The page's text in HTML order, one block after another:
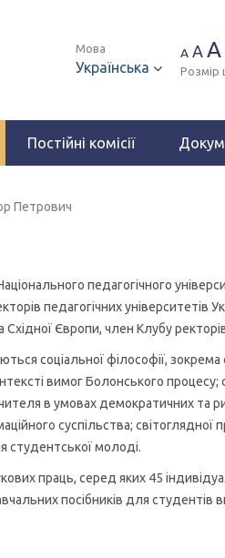
Мова
Українська
A A A
Постійні комісії
Петрович
педагогічного
педагогічних університетів
Європи, член Клубу
соціальної філософії, зокрема
вимог Болонського процесу;
в умовах демократичних та
суспільства; світоглядної
студентської молоді.
праць, серед яких 45
посібників для студентів